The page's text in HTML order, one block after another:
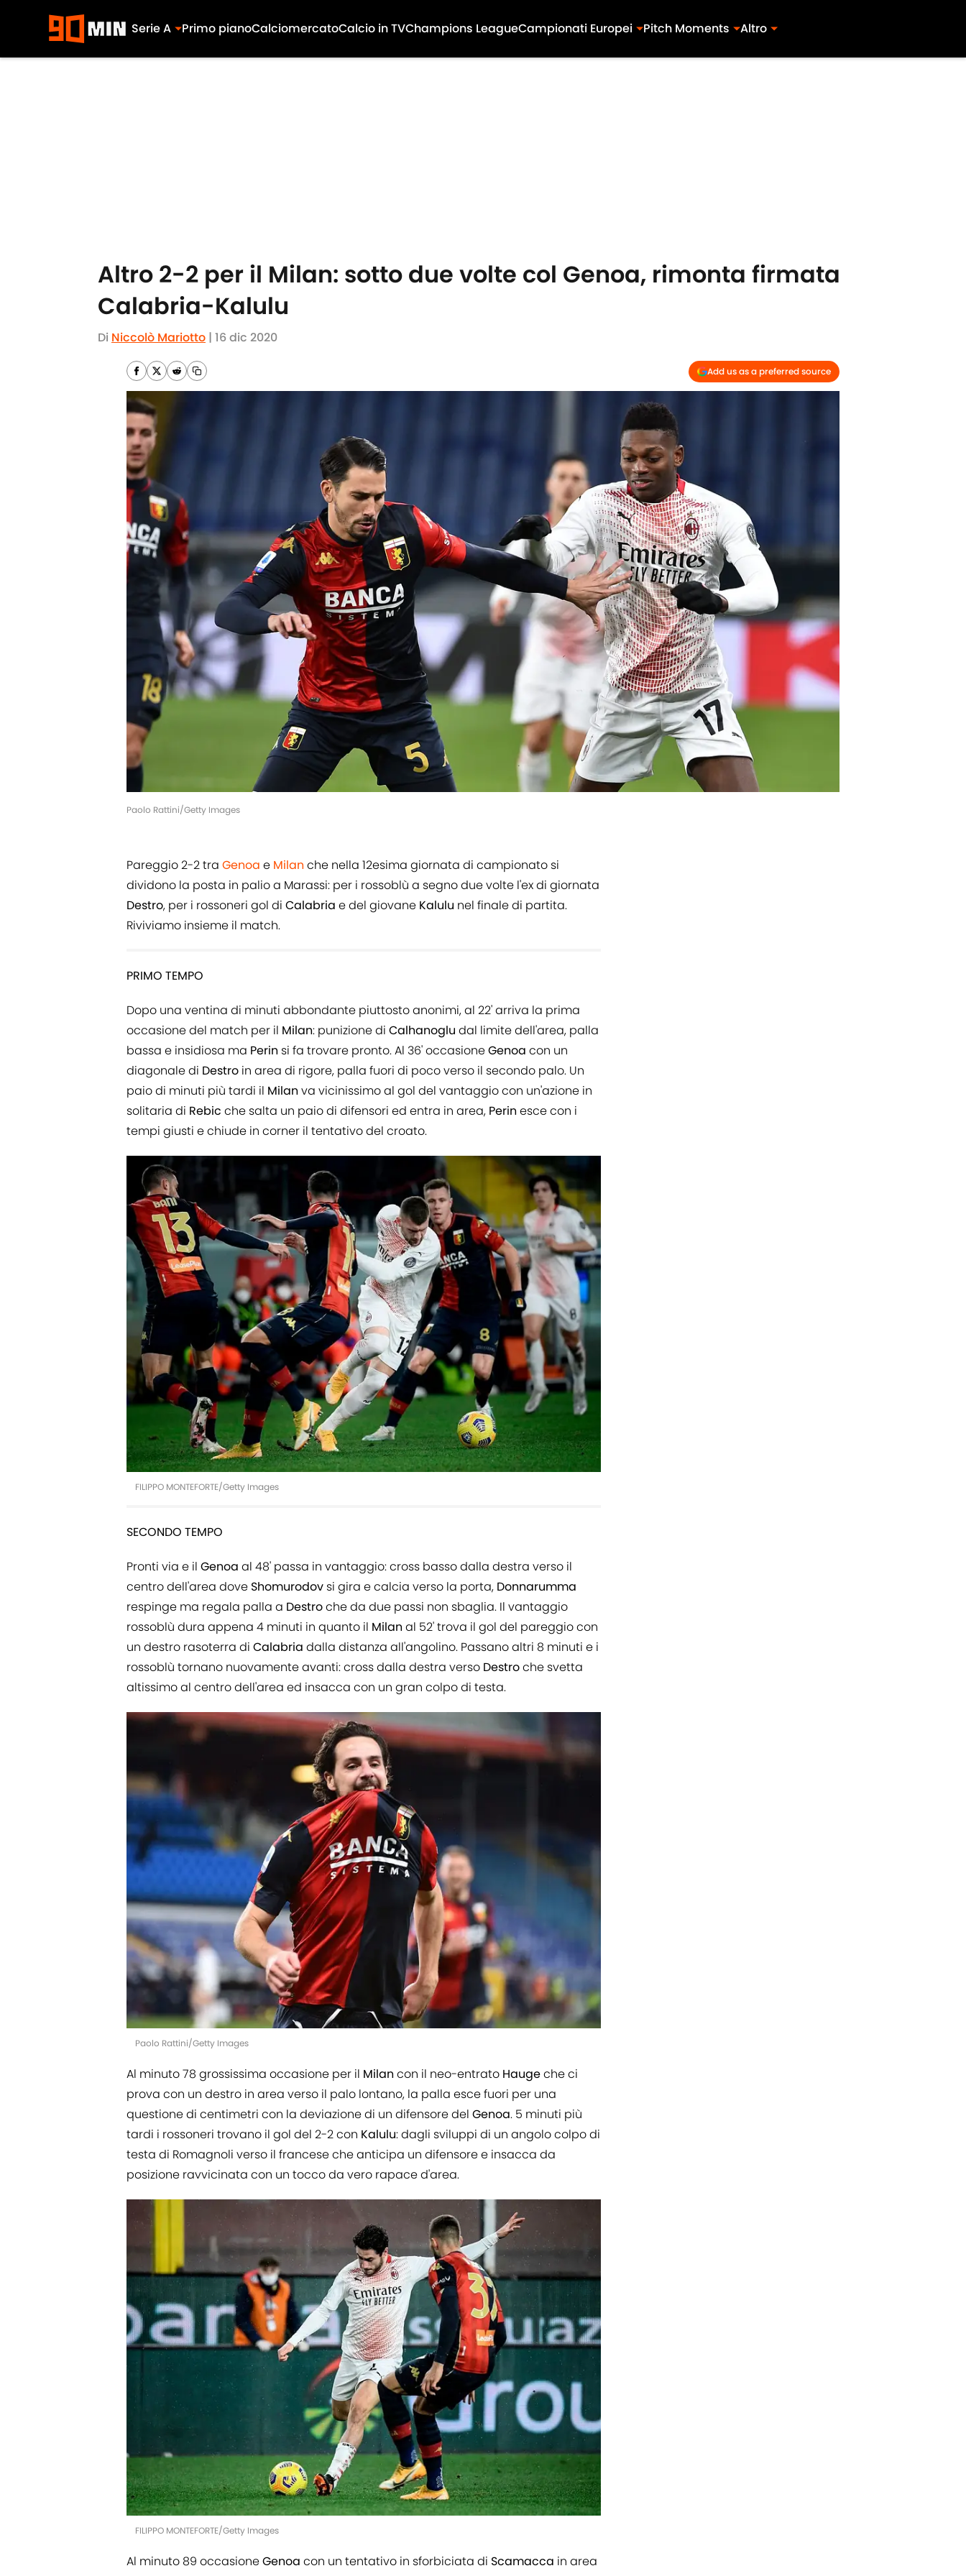
Serie A Primo pianoCalciomercatoCalcio in TVChampions LeagueCampionati Europei Pitch Moments Altro
Altro 2-2 per il Milan: sotto due volte col Genoa, rimonta firmata
Calabria-Kalulu
Di Niccolò Mariotto | 16 dic 2020
Add us as a preferred source
Paolo Rattini/Getty Images
Pareggio 2-2 tra Genoa e Milan che nella 12esima giornata di campionato si
dividono la posta in palio a Marassi: per i rossoblù a segno due volte l'ex di giornata
Destro, per i rossoneri gol di Calabria e del giovane Kalulu nel finale di partita.
Riviviamo insieme il match.
PRIMO TEMPO
Dopo una ventina di minuti abbondante piuttosto anonimi, al 22' arriva la prima
occasione del match per il Milan: punizione di Calhanoglu dal limite dell'area, palla
bassa e insidiosa ma Perin si fa trovare pronto. Al 36' occasioneGenoa con un
diagonale di Destro in area di rigore, palla fuori di poco verso il secondo palo. Un
paio di minuti più tardi il Milan va vicinissimo al gol del vantaggio con un'azione in
solitaria di Rebic che salta un paio di difensori ed entra in area, Perin esce con i
tempi giusti e chiude in corner il tentativo del croato.
FILIPPO MONTEFORTE/Getty Images
SECONDO TEMPO
Pronti via e il Genoa al 48' passa in vantaggio: cross basso dalla destra verso il
centro dell'area dove Shomurodov si gira e calcia verso la porta, Donnarumma
respinge ma regala palla a Destroche da due passi non sbaglia. Il vantaggio
rossoblù dura appena 4 minuti in quanto il Milan al 52' trova il gol del pareggio con
un destro rasoterra di Calabria dalla distanza all'angolino. Passano altri 8 minuti e i
rossoblù tornano nuovamente avanti: cross dalla destra verso Destroche svetta
altissimo al centro dell'area ed insacca con un gran colpo di testa.
Paolo Rattini/Getty Images
Al minuto 78 grossissima occasione per il Milan con il neo-entrato Haugeche ci
prova con un destro in area verso il palo lontano, la palla esce fuori per una
questione di centimetri con la deviazione di un difensore del Genoa. 5 minuti più
tardi i rossoneri trovano il gol del 2-2 con Kalulu: dagli sviluppi di un angolo colpo di
testa di Romagnoli verso il francese che anticipa un difensore e insacca da
posizione ravvicinata con un tocco da vero rapace d'area.
FILIPPO MONTEFORTE/Getty Images
Al minuto 89 occasioneGenoa con un tentativo in sforbiciata di Scamacca in area